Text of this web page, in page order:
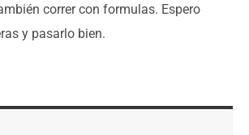
correr con formulas. Espero
y pasarlo bien.